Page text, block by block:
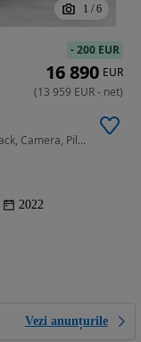
1 / 6
1984 cm3 • 280 CP • GARANTIE 2 ANI, 4x4, Alltrack, Camera, Pilot adaptiv, Scaune incalzite
2022
Vezi anunțurile
-200 EUR
16 890 EUR
(13 959 EUR- net)